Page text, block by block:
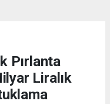
Pırlanta
Liralık